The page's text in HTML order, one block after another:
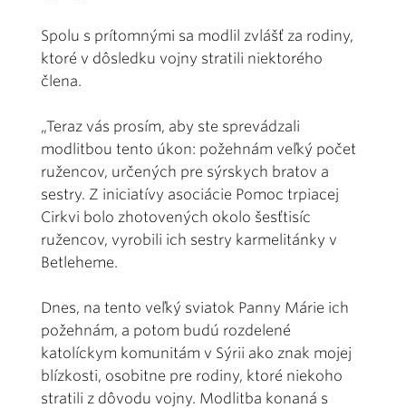
Spolu s prítomnými sa modlil zvlášť za rodiny,
ktoré v dôsledku vojny stratili niektorého
člena.
„Teraz vás prosím, aby ste sprevádzali
modlitbou tento úkon: požehnám veľký počet
ružencov, určených pre sýrskych bratov a
sestry. Z iniciatívy asociácie Pomoc trpiacej
Cirkvi bolo zhotovených okolo šesťtisíc
ružencov, vyrobili ich sestry karmelitánky v
Betleheme.
Dnes, na tento veľký sviatok Panny Márie ich
požehnám, a potom budú rozdelené
katolíckym komunitám v Sýrii ako znak mojej
blízkosti, osobitne pre rodiny, ktoré niekoho
stratili z dôvodu vojny. Modlitba konaná s